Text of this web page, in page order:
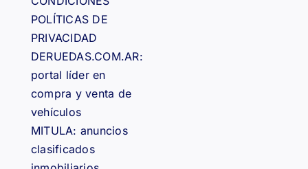
POLÍTICAS DE
PRIVACIDAD
DERUEDAS.COM.AR:
portal líder en
compra y venta de
vehículos
MITULA: anuncios
clasificados